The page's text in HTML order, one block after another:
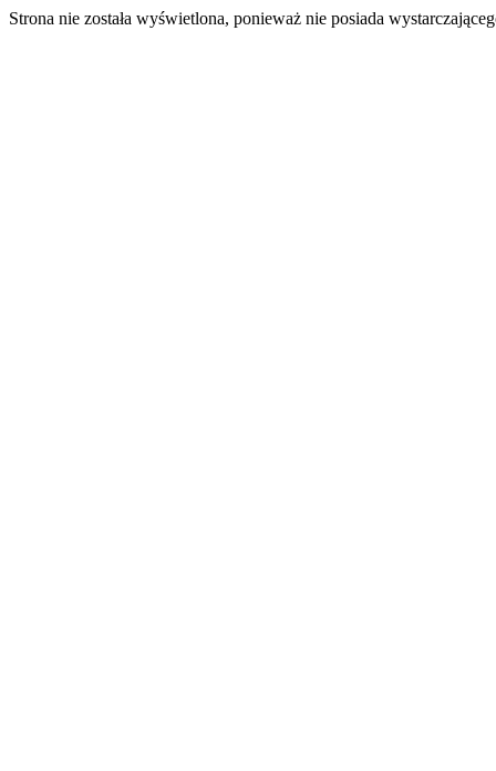
Strona nie została wyświetlona, ponieważ nie posiada